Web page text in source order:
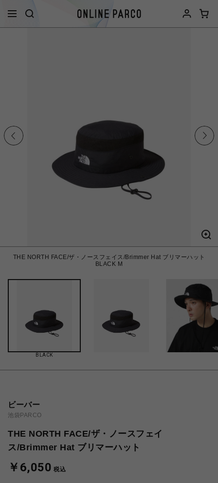
THE NORTH FACE/ザ・ノースフェイス/Brimmer Hat ブリマーハット
BLACK M
BLACK
ビーバー
池袋PARCO
THE NORTH FACE/ザ・ノースフェイ
ス/Brimmer Hat ブリマーハット
￥6,050 税込